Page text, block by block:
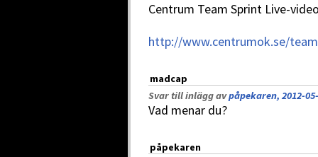
Centrum Team Sprint Live-
http://www.centrumok.se/
madcap
Svar till inlägg avpåpekaren, 2012-
Vad menar du?
påpekaren